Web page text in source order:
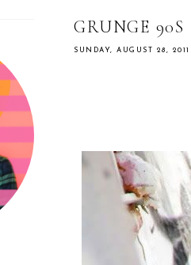
GRUNGE 90S
SUNDAY, AUGUST 28, 2011